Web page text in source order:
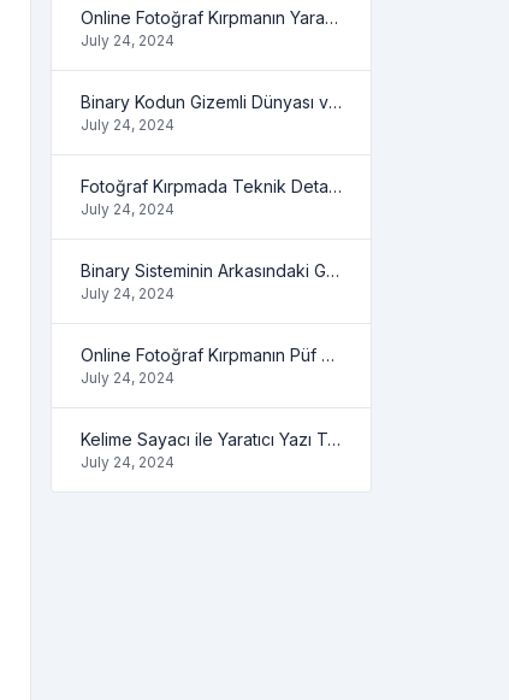
Online Fotoğraf Kırpmanın Yaratıcı Yönleri
July 24, 2024
Binary Kodun Gizemli Dünyası ve Yapabilecekleriniz
July 24, 2024
Fotoğraf Kırpmada Teknik Detaylar ve İpuçları
July 24, 2024
Binary Sisteminin Arkasındaki Gizli Mantık
July 24, 2024
Online Fotoğraf Kırpmanın Püf Noktaları
July 24, 2024
Kelime Sayacı ile Yaratıcı Yazı Teknikleri
July 24, 2024